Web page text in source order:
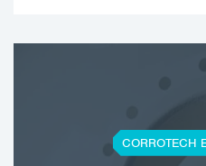
CORROTECH